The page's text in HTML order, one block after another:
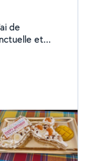
de
et
les